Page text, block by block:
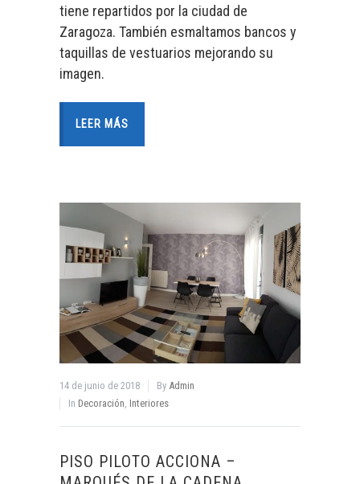
tiene repartidos por la ciudad de
Zaragoza. También esmaltamos bancos y
taquillas de vestuarios mejorando su
imagen.
LEER MÁS
14 de junio de 2018 By Admin
In Decoración, Interiores
PISO PILOTO ACCIONA –